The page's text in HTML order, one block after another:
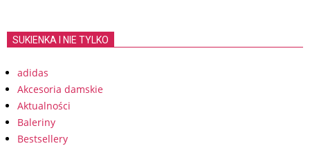
SUKIENKA I NIE TYLKO
adidas
Akcesoria damskie
Aktualności
Baleriny
Bestsellery